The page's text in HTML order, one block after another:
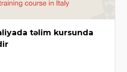
təlim kursunda